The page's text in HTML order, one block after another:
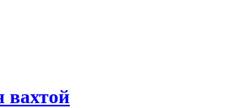
вахтой